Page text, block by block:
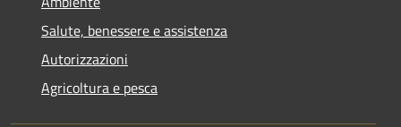
Salute, benessere e assistenza
Autorizzazioni
Agricoltura e pesca